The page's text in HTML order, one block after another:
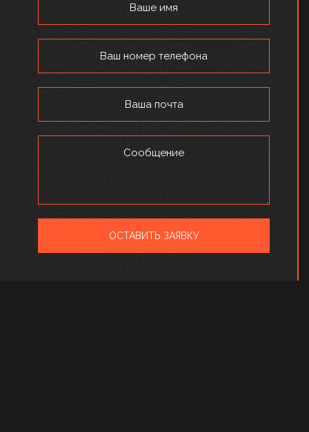
Ваше имя
Ваш номер телефона
Ваша почта
Сообщение
ОСТАВИТЬ ЗАЯВКУ